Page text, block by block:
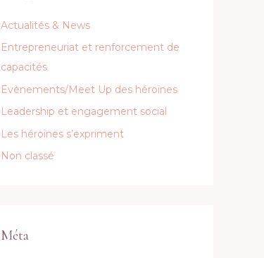
Actualités & News
Entrepreneuriat et renforcement de
capacités
Evènements/Meet Up des héroïnes
Leadership et engagement social
Les héroïnes s’expriment
Non classé
Méta